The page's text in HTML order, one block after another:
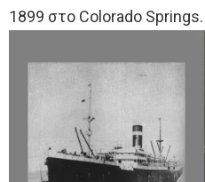
1899 στο Colorado